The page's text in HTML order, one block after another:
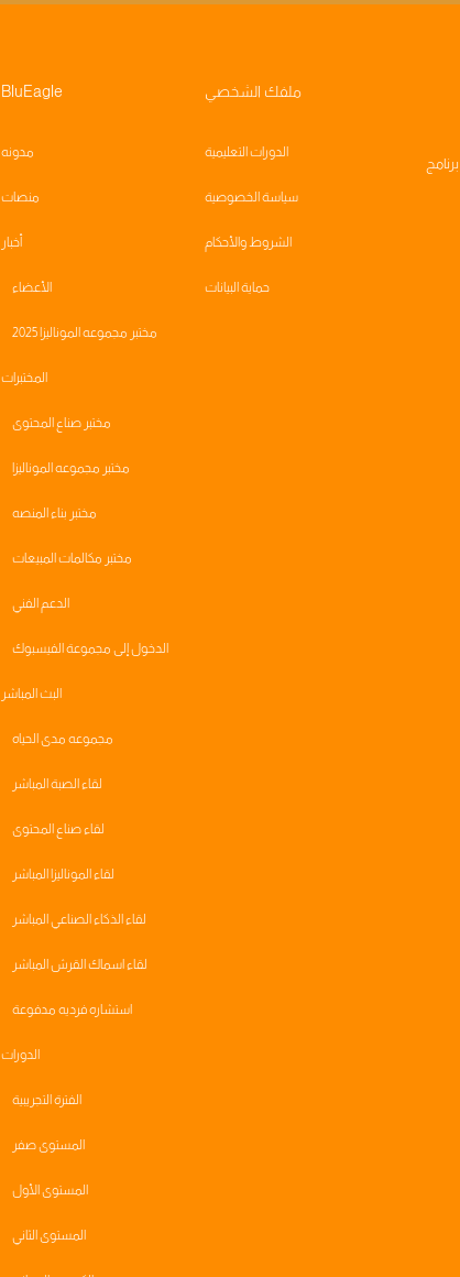
برنامج
ملفك الشخصي
الدورات التعليمية
سياسة الخصوصية
الشروط والأحكام
حماية البيانات
BluEagle
مدونه
منصات
أخبار
الأعضاء
مختبر مجموعه الموناليزا 2025
المختبرات
مختبر صناع المحتوى
مختبر مجموعه الموناليزا
مختبر بناء المنصه
مختبر مكالمات المبيعات
الدعم الفني
الدخول إلى مجموعة الفيسبوك
البث المباشر
مجموعه مدى الحياه
لقاء الصبة المباشر
لقاء صناع المحتوى
لقاء الموناليزا المباشر
لقاء الذكاء الصناعي المباشر
لقاء اسماك القرش المباشر
استشاره فرديه مدفوعة
الدورات
الفترة التجريبية
المستوى صفر
المستوى الأول
المستوى الثاني